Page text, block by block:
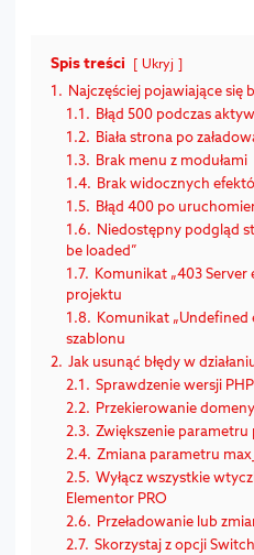
Spis treści Ukryj
1. Najczęściej pojawiające się
1.1. Błąd 500 podczas
1.2. Biała strona po
1.3. Brak menu z modułami
1.4. Brak widocznych
1.5. Błąd 400 po
1.6. Niedostępny podgląd
be loaded”
1.7. Komunikat „403
projektu
1.8. Komunikat „Undefined
szablonu
2. Jak usunąć błędy w
2.1. Sprawdzenie wersji
2.2. Przekierowanie
2.3. Zwiększenie
2.4. Zmiana parametru
2.5. Wyłącz wszystkie
Elementor PRO
2.6. Przeładowanie lub
2.7. Skorzystaj z opcji